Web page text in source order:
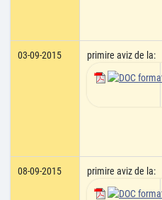
03-09-2015
primire aviz de la:
08-09-2015
primire aviz de la: